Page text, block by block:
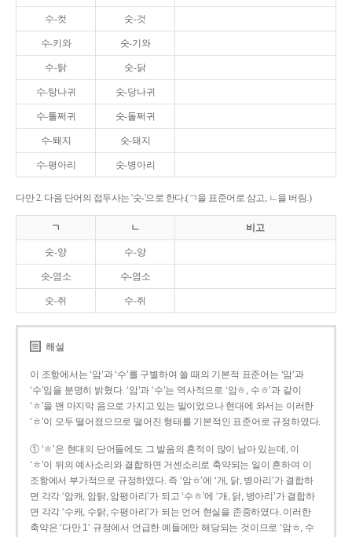
수-컷 숫-것
수-키와 숫-기와
수-탉 숫-닭
수-탕나귀 숫-당나귀
수-톨쩌귀 숫-돌쩌귀
수-퇘지 숫-돼지
수-평아리 숫-병아리
다만 2. 다음 단어의 접두사는 '숫-'으로 한다.(ㄱ을 표준어로 삼고, ㄴ을 버림.)
ㄱ ㄴ 비고
숫-양 수-양
숫-염소 수-염소
숫-쥐 수-쥐
해설
이 조항에서는 ‘암’과 ‘수’를 구별하여 쓸 때의 기본적 표준어는 ‘암’과
‘수’임을 분명히 밝혔다. ‘암’과 ‘수’는 역사적으로 ‘암ㅎ, 수ㅎ’과 같이
‘ㅎ’을 맨 마지막 음으로 가지고 있는 말이었으나 현대에 와서는 이러한
‘ㅎ’이 모두 떨어졌으므로 떨어진 형태를 기본적인 표준어로 규정하였다.
① ‘ㅎ’은 현대의 단어들에도 그 발음의 흔적이 많이 남아 있는데, 이
‘ㅎ’이 뒤의 예사소리와 결합하면 거센소리로 축약되는 일이 흔하여 이
조항에서 부가적으로 규정하였다. 즉 ‘암ㅎ’에 ‘개, 닭, 병아리’가 결합하
면 각각 ‘암캐, 암탉, 암평아리’가 되고 ‘수ㅎ’에 ‘개, 닭, 병아리’가 결합하
면 각각 ‘수캐, 수탉, 수평아리’가 되는 언어 현실을 존중하였다. 이러한
축약은 ‘다만 1’ 규정에서 언급한 예들에만 해당되는 것이므로 ‘암ㅎ, 수